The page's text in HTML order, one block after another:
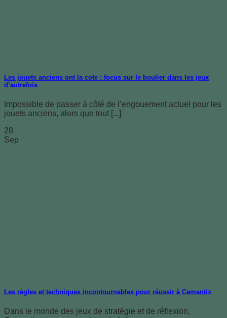
Les jouets anciens ont la cote : focus sur le boulier dans les jeux
d’autrefois
Impossible de passer à côté de l’engouement actuel pour les
jouets anciens, alors que tout [...]
28
Sep
Les règles et techniques incontournables pour réussir à Cemantix
Dans le monde des jeux de stratégie et de réflexion,